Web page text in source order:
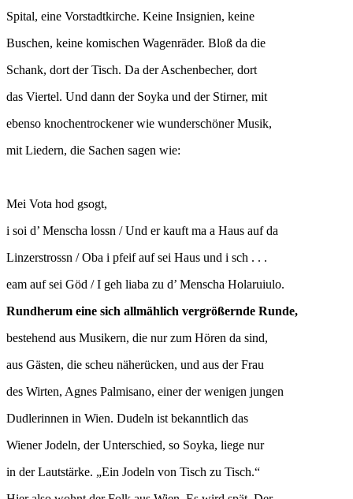
Spital, eine Vorstadtkirche. Keine Insignien, keine
Buschen, keine komischen Wagenräder. Bloß da die
Schank, dort der Tisch. Da der Aschenbecher, dort
das Viertel. Und dann der Soyka und der Stirner, mit
ebenso knochentrockener wie wunderschöner Musik,
mit Liedern, die Sachen sagen wie:
Mei Vota hod gsogt,
i soi d’ Menscha lossn / Und er kauft ma a Haus auf da
Linzerstrossn / Oba i pfeif auf sei Haus und i sch . . .
eam auf sei Göd / I geh liaba zu d’ Menscha Holaruiulo.
Rundherum eine sich allmählich vergrößernde Runde,
bestehend aus Musikern, die nur zum Hören da sind,
aus Gästen, die scheu näherücken, und aus der Frau
des Wirten, Agnes Palmisano, einer der wenigen jungen
Dudlerinnen in Wien. Dudeln ist bekanntlich das
Wiener Jodeln, der Unterschied, so Soyka, liege nur
in der Lautstärke. „Ein Jodeln von Tisch zu Tisch.“